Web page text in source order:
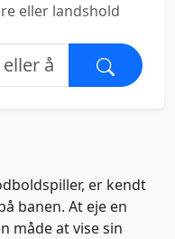
eller landshold
er kendt
banen. At eje en
måde at vise sin